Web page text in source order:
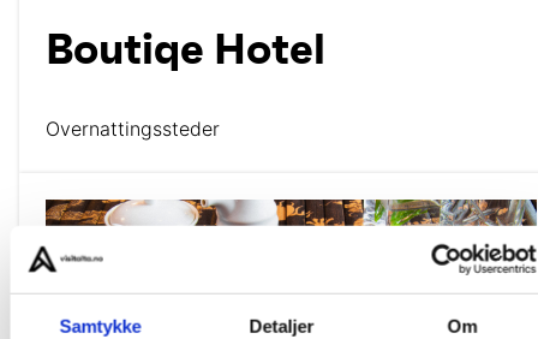
Samtykke Detaljer Om
Boutiqe Hotel
Overnattingssteder